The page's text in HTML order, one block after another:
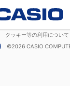
クッキー等の利用について
©2026 CASIO